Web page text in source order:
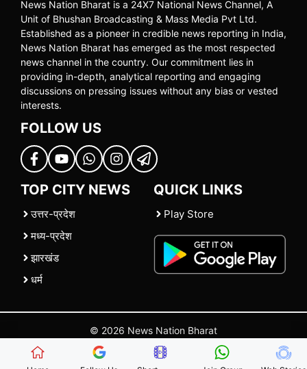
News Nation Bharat is a 24X7 National News Channel, A
Unit of Bhushan Broadcasting & Mass Media Pvt Ltd.
Established as a pioneer in credible news reporting in India,
News Nation Bharat has emerged as the most respected
news channel in the country. Our commitment lies in
providing in-depth, analytical reporting and engaging
discussions on pressing issues without any bias or vested
interests.
FOLLOW US
TOP CITY NEWS
उत्तर-प्रदेश
मध्य-प्रदेश
झारखंड
धर्म
QUICK LINKS
Play Store
© 2026 News Nation Bharat
| |Contact Us |Policies Terms and Conditions